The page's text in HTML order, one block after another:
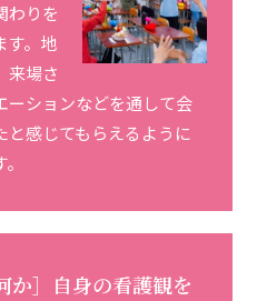
わりを
す。地
来場さ
ーションなどを通して会
感じてもらえるように
か］自身の看護観を